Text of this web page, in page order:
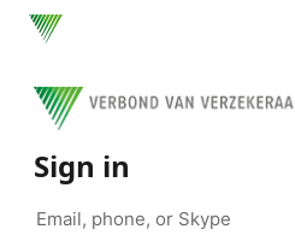
Sign in